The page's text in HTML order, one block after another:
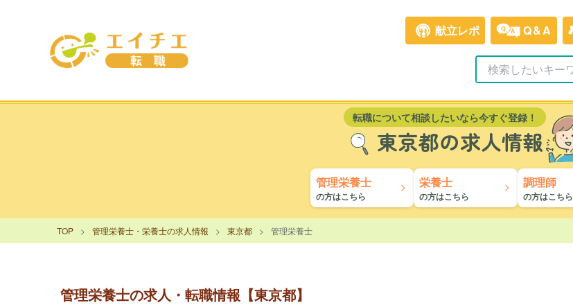
献立レポ Q&A
転職について相談したいなら今すぐ登録！
東京都の求人情報
管理栄養士
の方はこちら
栄養士
の方はこちら
調理師
の方はこちら
TOP 管理栄養士・栄養士の求人情報 東京都 管理栄養士
管理栄養士の求人・転職情報【東京都】